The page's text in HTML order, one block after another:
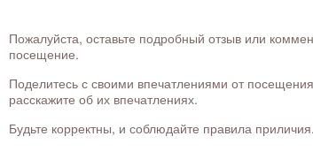
Пожалуйста, оставьте подробный отзыв или
посещение.
Поделитесь с своими впечатлениями от
расскажите об их впечатлениях.
Будьте корректны, и соблюдайте правила приличия.